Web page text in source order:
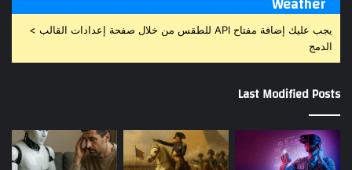
يجب عليك إضافة مفتاح API للطقس من خلال صفحة إعدادات القالب >
الدمج
Last Modified Posts